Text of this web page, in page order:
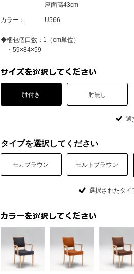
座面高43cm
カラー： U566
◆梱包個口数：1（cm単位）
・59×84×59
肘付き 肘無し
選
タイプを選択してください
モカブラウン モルトブラウン
選択されたタイ